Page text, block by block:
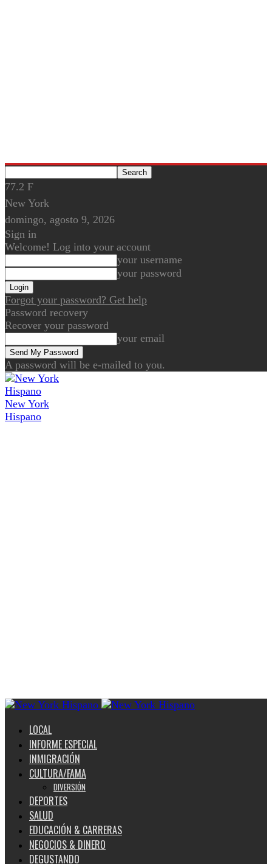
77.2 F
New York
domingo, agosto 9, 2026
Sign in
Welcome! Log into your account
your username
your password
Forgot your password? Get help
Password recovery
Recover your password
your email
A password will be e-mailed to you.
New York
Hispano
LOCAL
INFORME ESPECIAL
INMIGRACIÓN
CULTURA/FAMA
DIVERSIÓN
DEPORTES
SALUD
EDUCACIÓN & CARRERAS
NEGOCIOS & DINERO
DEGUSTANDO